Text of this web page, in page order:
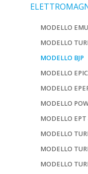
MODELLO EMU
MODELLO
MODELLO BJP
MODELLO
MODELLO
MODELLO
MODELLO EPT
MODELLO
MODELLO
MODELLO